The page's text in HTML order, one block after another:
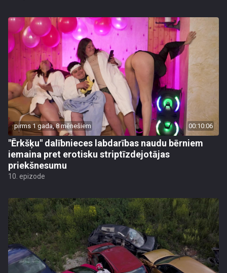
pirms 1 gada, 8 mēnešiem 00:10:06
"Ērkšķu" dalībnieces labdarības naudu bērniem
iemaina pret erotisku striptīzdejotājas
priekšnesumu
10. epizode